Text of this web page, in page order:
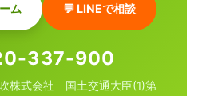
ム 💬 LINEで相談
337-900
株式会社 国土交通大臣(1)第